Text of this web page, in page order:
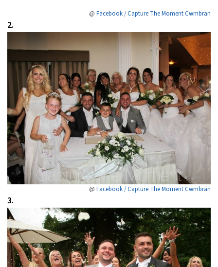
@ Facebook / Capture The Moment Cwmbran
2.
@ Facebook / Capture The Moment Cwmbran
3.